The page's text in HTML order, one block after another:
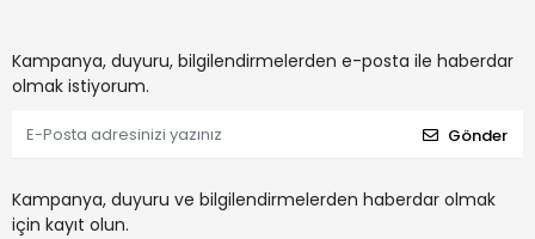
Kampanya, duyuru, bilgilendirmelerden e-posta ile haberdar
olmak istiyorum.
Gönder
Kampanya, duyuru ve bilgilendirmelerden haberdar olmak
için kayıt olun.